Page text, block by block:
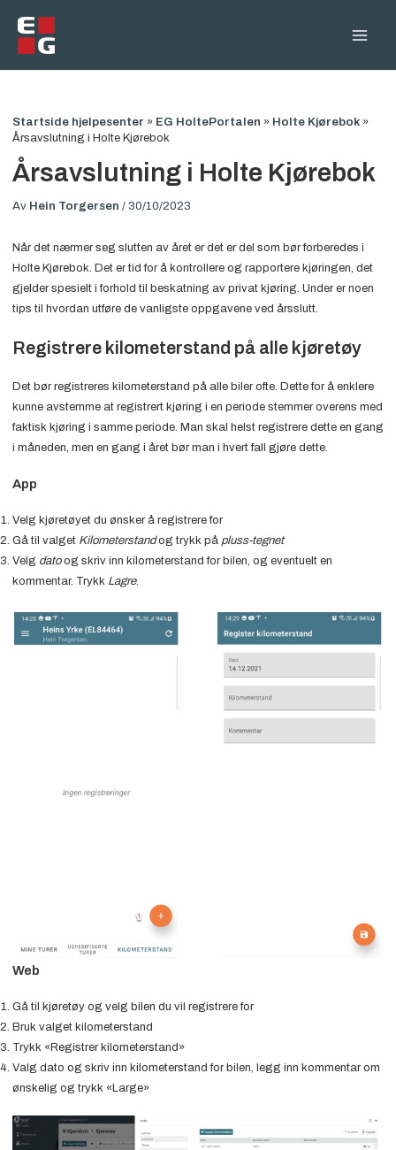
rett
innholdet
Startside hjelpesenter » EG HoltePortalen » Holte Kjørebok»
Årsavslutning i Holte Kjørebok
Årsavslutning i Holte Kjørebok
Av Hein Torgersen / 30/10/2023
Når det nærmer seg slutten av året er det er del som bør forberedes i
Holte Kjørebok. Det er tid for å kontrollere og rapportere kjøringen, det
gjelder spesielt i forhold til beskatning av privat kjøring. Under er noen
tips til hvordan utføre de vanligste oppgavene ved årsslutt.
Registrere kilometerstand på alle kjøretøy
Det bør registreres kilometerstand på alle biler ofte. Dette for å enklere
kunne avstemme at registrert kjøring i en periode stemmer overens med
faktisk kjøring i samme periode. Man skal helst registrere dette en gang
i måneden, men en gang i året bør man i hvert fall gjøre dette.
App
Velg kjøretøyet du ønsker å registrere for
Gå til valget Kilometerstandog trykk på pluss-tegnet
Velg datoog skriv inn kilometerstand for bilen, og eventuelt en
kommentar. Trykk Lagre.
Web
Gå til kjøretøy og velg bilen du vil registrere for
Bruk valget kilometerstand
Trykk «Registrer kilometerstand»
Valg dato og skriv inn kilometerstand for bilen, legg inn kommentar om
ønskelig og trykk «Large»